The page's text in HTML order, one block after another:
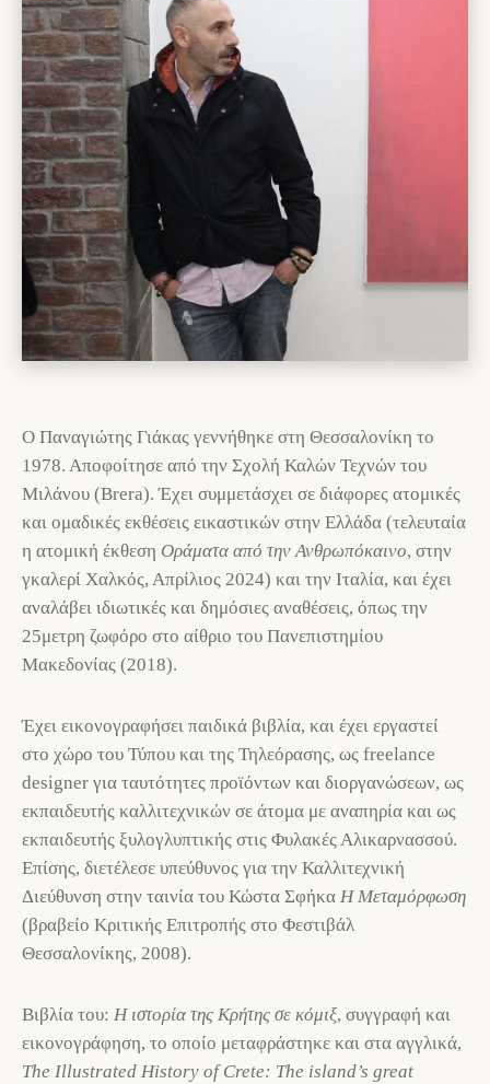
Ο Παναγιώτης Γιάκας γεννήθηκε στη Θεσσαλονίκη το
1978. Αποφοίτησε από την Σχολή Καλών Τεχνών του
Μιλάνου (Brera). Έχει συμμετάσχει σε διάφορες ατομικές
και ομαδικές εκθέσεις εικαστικών στην Ελλάδα (τελευταία
η ατομική έκθεση Οράματα από την Ανθρωπόκαινο, στην
γκαλερί Χαλκός, Απρίλιος 2024) και την Ιταλία, και έχει
αναλάβει ιδιωτικές και δημόσιες αναθέσεις, όπως την
25μετρη ζωφόρο στο αίθριο του Πανεπιστημίου
Μακεδονίας (2018).
Έχει εικονογραφήσει παιδικά βιβλία, και έχει εργαστεί
στο χώρο του Τύπου και της Τηλεόρασης, ως freelance
designer για ταυτότητες προϊόντων και διοργανώσεων, ως
εκπαιδευτής καλλιτεχνικών σε άτομα με αναπηρία και ως
εκπαιδευτής ξυλογλυπτικής στις Φυλακές Αλικαρνασσού.
Επίσης, διετέλεσε υπεύθυνος για την Καλλιτεχνική
Διεύθυνση στην ταινία του Κώστα Σφήκα Η Μεταμόρφωση
(βραβείο Κριτικής Επιτροπής στο Φεστιβάλ
Θεσσαλονίκης, 2008).
Βιβλία του: Η ιστορία της Κρήτης σε κόμιξ, συγγραφή και
εικονογράφηση, το οποίο μεταφράστηκε και στα αγγλικά,
The Illustrated History of Crete: The island’s great